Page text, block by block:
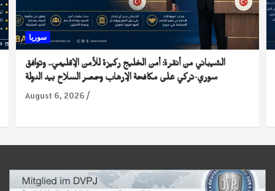
سوريا
الشيباني من أنقرة: أمن الخليج ركيزة للأمن الإقليمي.. وتوافق
سوري-تركي على مكافحة الإرهاب وحصر السلاح بيد الدولة
August 6, 2026